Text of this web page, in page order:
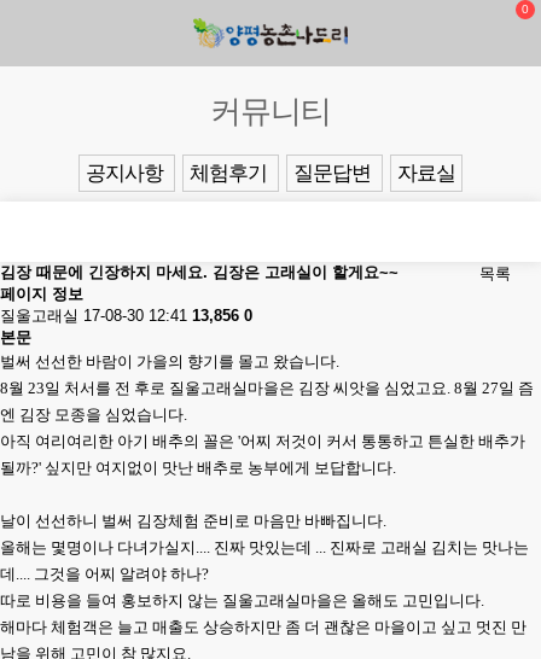
0
커뮤니티
공지사항 체험후기 질문답변 자료실
목록
김장 때문에 긴장하지 마세요. 김장은 고래실이 할게요~~
페이지 정보
질울고래실 17-08-30 12:41 13,856 0
본문
벌써 선선한 바람이 가을의 향기를 몰고 왔습니다.
8월 23일 처서를 전 후로 질울고래실마을은 김장 씨앗을 심었고요. 8월 27일 즘
엔 김장 모종을 심었습니다.
아직 여리여리한 아기 배추의 꼴은 '어찌 저것이 커서 통통하고 튼실한 배추가
될까?' 싶지만 여지없이 맛난 배추로 농부에게 보답합니다.
날이 선선하니 벌써 김장체험 준비로 마음만 바빠집니다.
올해는 몇명이나 다녀가실지.... 진짜 맛있는데 ... 진짜로 고래실 김치는 맛나는
데.... 그것을 어찌 알려야 하나?
따로 비용을 들여 홍보하지 않는 질울고래실마을은 올해도 고민입니다.
해마다 체험객은 늘고 매출도 상승하지만 좀 더 괜찮은 마을이고 싶고 멋진 만
남을 위해 고민이 참 많지요.